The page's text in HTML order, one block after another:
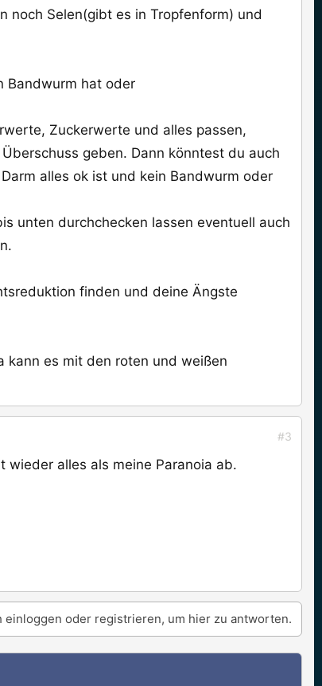
noch Selen(gibt es in Tropfenform) und
Bandwurm hat oder
Zuckerwerte und alles passen,
geben. Dann könntest du auch
alles ok ist und kein Bandwurm oder
unten durchchecken lassen eventuell auch
finden und deine Ängste
kann es mit den roten und weißen
#3
alles als meine Paranoia ab.
einloggen oder registrieren, um hier zu antworten.